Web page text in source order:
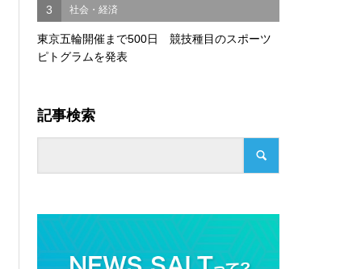
3 社会・経済
東京五輪開催まで500日 競技種目のスポーツ
ピトグラムを発表
記事検索